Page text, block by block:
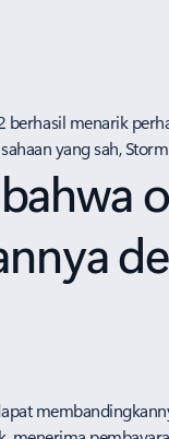
menarik
yang sah,